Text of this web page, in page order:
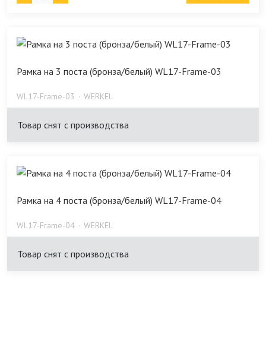
Рамка на 3 поста (бронза/белый) WL17-Frame-03
WL17-Frame-03 WERKEL
Товар снят с производства
Рамка на 4 поста (бронза/белый) WL17-Frame-04
WL17-Frame-04 WERKEL
Товар снят с производства